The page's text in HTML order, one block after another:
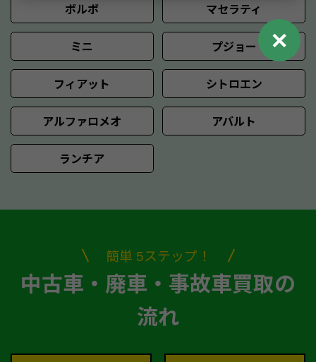
ボルボ マセラティ
ミニ プジョー
フィアット シトロエン
アルファロメオ アバルト
ランチア
簡単 5ステップ！
中古車・廃車・事故車買取の
流れ
✕